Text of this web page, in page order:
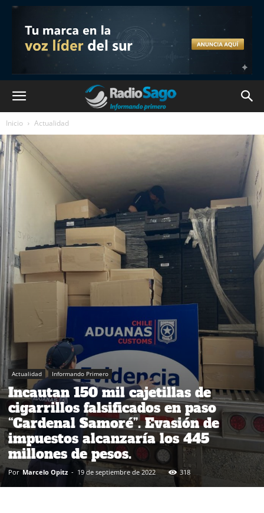
Inicio Actualidad
Actualidad Informando Primero
Incautan 150 mil cajetillas de
cigarrillos falsificados en paso
“Cardenal Samoré”. Evasión de
impuestos alcanzaría los 445
millones de pesos.
Por Marcelo Opitz - 19 de septiembre de 2022 318